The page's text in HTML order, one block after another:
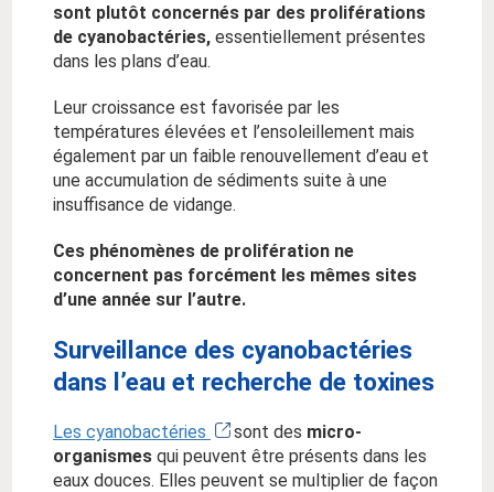
sont plutôt concernés par des proliférations
de cyanobactéries, essentiellement présentes
dans les plans d’eau.
Leur croissance est favorisée par les
températures élevées et l’ensoleillement mais
également par un faible renouvellement d’eau et
une accumulation de sédiments suite à une
insuffisance de vidange.
Ces phénomènes de prolifération ne
concernent pas forcément les mêmes sites
d’une année sur l’autre.
Surveillance des cyanobactéries
dans l’eau et recherche de toxines
Les cyanobactéries sont des micro-
organismes qui peuvent être présents dans les
eaux douces. Elles peuvent se multiplier de façon